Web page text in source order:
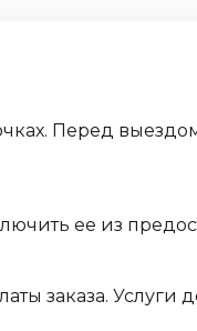
Перед
ее из
заказа. Услуги